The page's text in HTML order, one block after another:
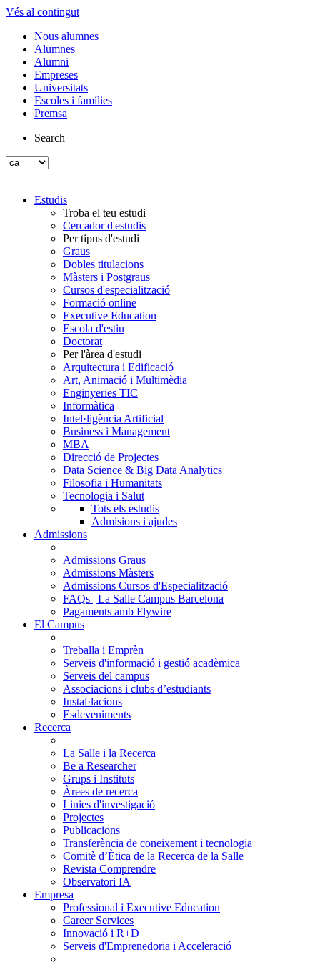
Vés al contingut
Nous alumnes
Alumnes
Alumni
Empreses
Universitats
Escoles i famílies
Premsa
Search
Estudis
Troba el teu estudi
Cercador d'estudis
Per tipus d'estudi
Graus
Dobles titulacions
Màsters i Postgraus
Cursos d'especialització
Formació online
Executive Education
Escola d'estiu
Doctorat
Per l'àrea d'estudi
Arquitectura i Edificació
Art, Animació i Multimèdia
Enginyeries TIC
Informàtica
Intel·ligència Artificial
Business i Management
MBA
Direcció de Projectes
Data Science & Big Data Analytics
Filosofia i Humanitats
Tecnologia i Salut
Tots els estudis
Admisions i ajudes
Admissions
Admissions Graus
Admissions Màsters
Admissions Cursos d'Especialització
FAQs | La Salle Campus Barcelona
Pagaments amb Flywire
El Campus
Treballa i Emprèn
Serveis d'informació i gestió acadèmica
Serveis del campus
Associacions i clubs d’estudiants
Instal·lacions
Esdeveniments
Recerca
La Salle i la Recerca
Be a Researcher
Grups i Instituts
Àrees de recerca
Linies d'investigació
Projectes
Publicacions
Transferència de coneixement i tecnologia
Comitè d’Ètica de la Recerca de la Salle
Revista Comprendre
Observatori IA
Empresa
Professional i Executive Education
Career Services
Innovació i R+D
Serveis d'Emprenedoria i Acceleració